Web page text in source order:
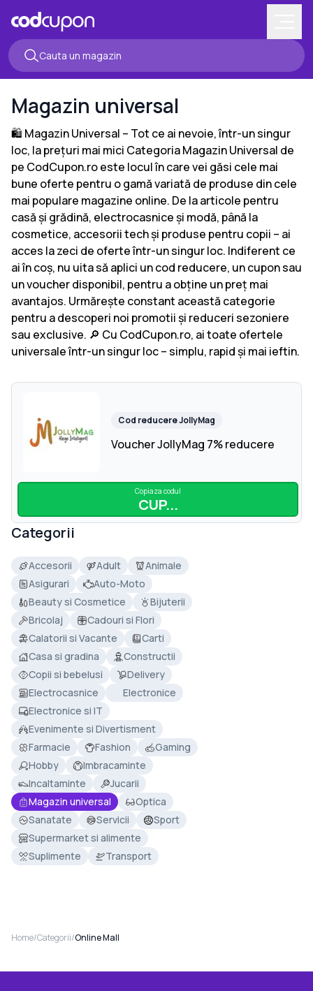
Magazin universal
🛍️ Magazin Universal – Tot ce ai nevoie, într-un singur
loc, la prețuri mai mici Categoria Magazin Universal de
pe CodCupon.ro este locul în care vei găsi cele mai
bune oferte pentru o gamă variată de produse din cele
mai populare magazine online. De la articole pentru
casă și grădină, electrocasnice și modă, până la
cosmetice, accesorii tech și produse pentru copii – ai
acces la zeci de oferte într-un singur loc. Indiferent ce
ai în coș, nu uita să aplici un cod reducere, un cupon sau
un voucher disponibil, pentru a obține un preț mai
avantajos. Urmărește constant această categorie
pentru a descoperi noi promotii și reduceri sezoniere
sau exclusive. 🔎 Cu CodCupon.ro, ai toate ofertele
universale într-un singur loc – simplu, rapid și mai ieftin.
Cod reducereJollyMag
Voucher JollyMag 7% reducere
Copiaza codul
CUP...
Categorii
Accesorii Adult
Animale
Asigurari
Auto-Moto
Beauty si Cosmetice
Bijuterii
Bricolaj
Cadouri si Flori
Calatorii si Vacante
Carti
Casa si gradina
Constructii
Copii si bebelusi
Delivery
Electrocasnice
Electronice
Electronice si IT
Evenimente si Divertisment
Farmacie
Fashion
Gaming
Hobby
Imbracaminte
Incaltaminte
Jucarii
Magazin universal
Optica
Sanatate
Servicii
Sport
Supermarket si alimente
Suplimente
Transport
Home/Categorii/Online Mall